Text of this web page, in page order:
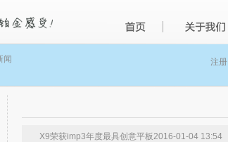
注册
闻
X9荣获imp3年度最具创意平板2016-01-04 13:54